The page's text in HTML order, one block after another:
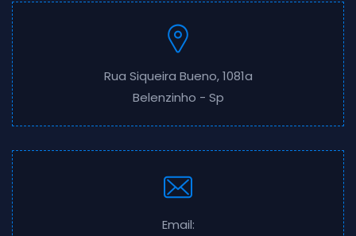
Rua Siqueira Bueno, 1081a
Belenzinho - Sp
Email: